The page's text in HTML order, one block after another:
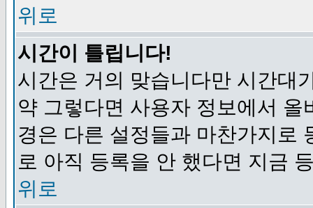
위로
시간이 틀립니다!
시간은 거의 맞습니다만 시간대
약 그렇다면 사용자 정보에서
경은 다른 설정들과 마찬가지로
로 아직 등록을 안 했다면 지금
위로